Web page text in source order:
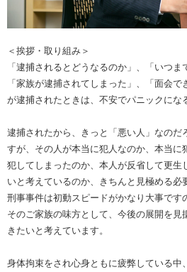
＜挨拶・取り組み＞
「逮捕されるとどうなるのか」、「いつま
「家族が逮捕されてしまった」、「面会
が逮捕されたときは、不安でパニックにな
逮捕されたから、きっと「悪い人」なのだ
すが、その人が本当に犯人なのか、本当に
犯してしまったのか、本人が反省して更生
いと考えているのか、きちんと見極める必
刑事事件は初動スピードがかなり大事です
そのご家族の味方として、今後の展開を見
きたいと考えています。
身体拘束をされ心身ともに疲弊している中